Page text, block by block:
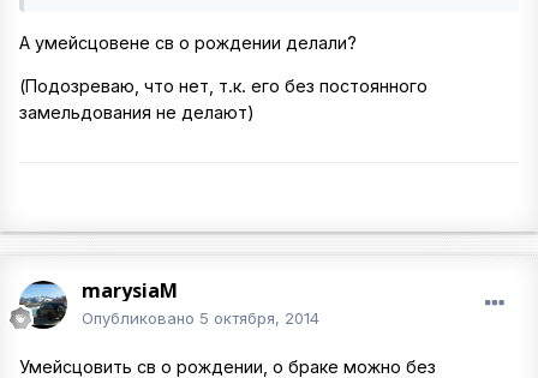
А умейсцовене св о рождении делали?
(Подозреваю, что нет, т.к. его без постоянного
замельдования не делают)
marysiaM
Опубликовано 5 октября, 2014
Умейсцовить св о рождении, о браке можно без